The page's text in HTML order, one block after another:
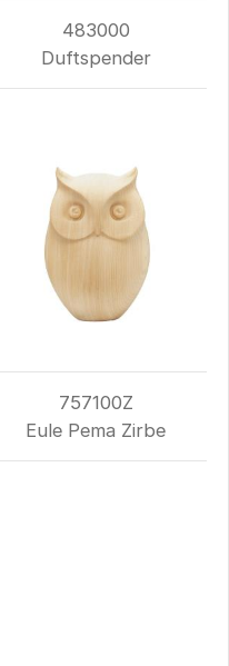
483000
Duftspender
757100Z
Eule Pema Zirbe